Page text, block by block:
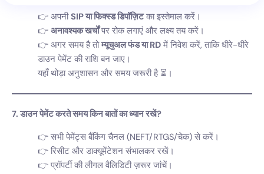
अपनीSIP या फिक्स्ड डिपॉज़िटका इस्तेमाल करें।
अनावश्यक खर्चोंपर रोक लगाएं और लक्ष्य तय करें।
अगर समय है तोम्यूचुअल फंड या RDमें निवेश करें, ताकि धीरे-धीरे
डाउन पेमेंट की राशि बन जाए।
यहाँ थोड़ा अनुशासन और समय जरूरी है ⏳।
7. डाउन पेमेंट करते समय किन बातों का ध्यान रखें?
सभी पेमेंट्स बैंकिंग चैनल (NEFT/RTGS/चेक) से करें।
रिसीट और डाक्यूमेंटेशन संभालकर रखें।
प्रॉपर्टी की लीगल वैलिडिटी ज़रूर जांचें।